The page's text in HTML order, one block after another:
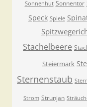
Sonnenhut Sonnentor
Speck Spiele
Stachelbeere
Steiermark
Sternenstaub
Strom Strunjan